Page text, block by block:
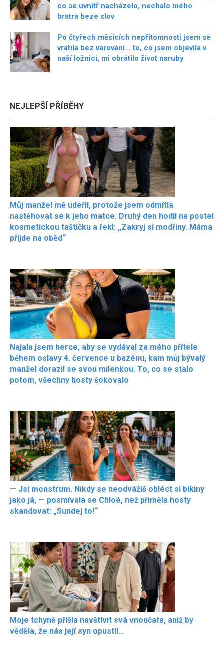
co se uvnitř nacházelo, nechalo mého
bratra beze slov
Po čtyřech měsících nepřítomnosti jsem se
vrátila bez varování… to, co jsem objevila v
naší ložnici, mi obrátilo život naruby
NEJLEPŠÍ PŘÍBĚHY
Můj manžel mě udeřil, protože jsem odmítla
nastěhovat se k jeho matce. Druhý den hodil na postel
kosmetickou taštičku a řekl: „Zakryj si modřiny. Máma
přijde na oběd“
Najala jsem herce, aby se vydával za mého přítele
během oslavy 4. července u bazénu, kam můj bývalý
manžel dorazil se svou milenkou. To, co se stalo
potom, všechny hosty šokovalo
— Jsi monstrum. Nikdy se neodvážíš obléct si bikiny
jako já, — posmívala se Chloé, než přiměla hosty
skandovat: „Sundej to!“
Moje tchyně přišla navštívit svá vnoučata, aniž by
věděla, že nás její syn opustil…